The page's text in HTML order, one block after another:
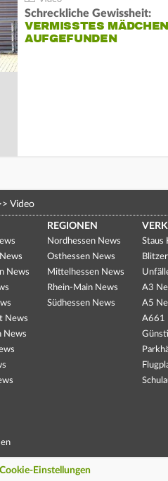
Schreckliche Gewissheit:
VERMISSTES
AUFGEFUNDEN
Video
News
News
News
REGIONEN
Nordhessen News
Osthessen News
Mittelhessen News
Rhein-Main News
Südhessen News
Staus
A3
A5
A661
Cookie-Einstellungen